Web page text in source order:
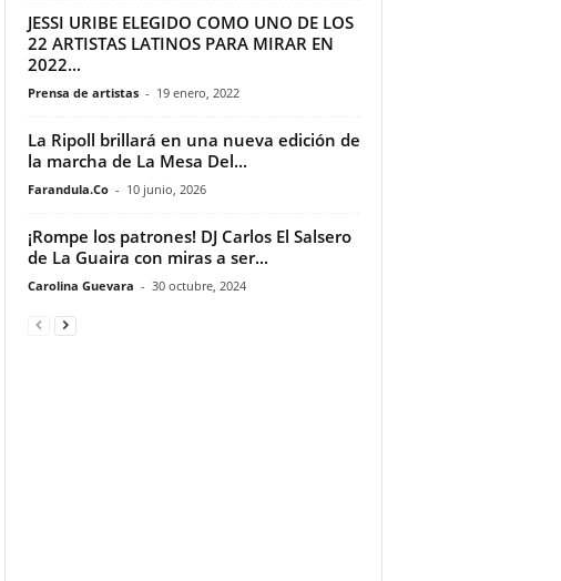
JESSI URIBE ELEGIDO COMO UNO DE LOS
22 ARTISTAS LATINOS PARA MIRAR EN
2022...
Prensa de artistas - 19 enero, 2022
La Ripoll brillará en una nueva edición de
la marcha de La Mesa Del...
Farandula.Co - 10 junio, 2026
¡Rompe los patrones! DJ Carlos El Salsero
de La Guaira con miras a ser...
Carolina Guevara - 30 octubre, 2024